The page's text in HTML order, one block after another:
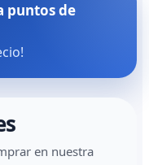
puntos de
en nuestra